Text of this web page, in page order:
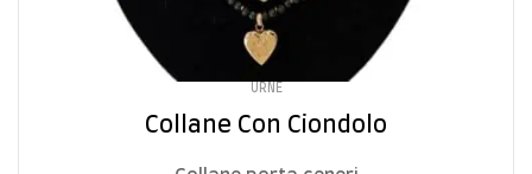
URNE
Collane Con Ciondolo